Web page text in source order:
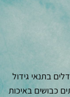
בתנאי גידול
כבושים באיכות